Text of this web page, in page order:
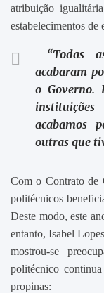
atribuição
estabelecimentos de
“Todas
acabaram
o Governo.
acabamos
outras que
Com o Contrato de
politécnicos
Deste modo, este
entanto, Isabel
mostrou-se
politécnico
propinas: